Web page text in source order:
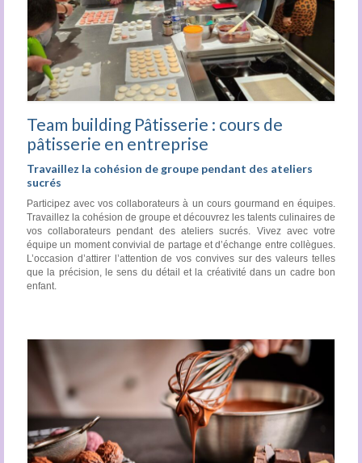
Team building Pâtisserie : cours de
pâtisserie en entreprise
Travaillez la cohésion de groupe pendant des ateliers
sucrés
Participez avec vos collaborateurs à un cours gourmand en équipes.
Travaillez la cohésion de groupe et découvrez les talents culinaires de
vos collaborateurs pendant des ateliers sucrés. Vivez avec votre
équipe un moment convivial de partage et d’échange entre collègues.
L’occasion d’attirer l’attention de vos convives sur des valeurs telles
que la précision, le sens du détail et la créativité dans un cadre bon
enfant.